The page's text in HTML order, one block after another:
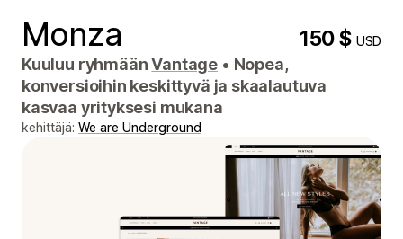
Monza 150 $USD
Kuuluu ryhmäänVantage • Nopea,
konversioihin keskittyvä ja skaalautuva
kasvaa yrityksesi mukana
kehittäjä: We are Underground